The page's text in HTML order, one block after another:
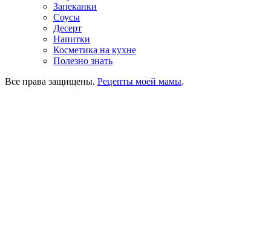
Запеканки
Соусы
Десерт
Напитки
Косметика на кухне
Полезно знать
Все права защищены. Рецепты моей мамы.